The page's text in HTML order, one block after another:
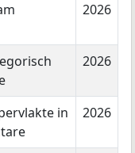
2026
2026
in
2026